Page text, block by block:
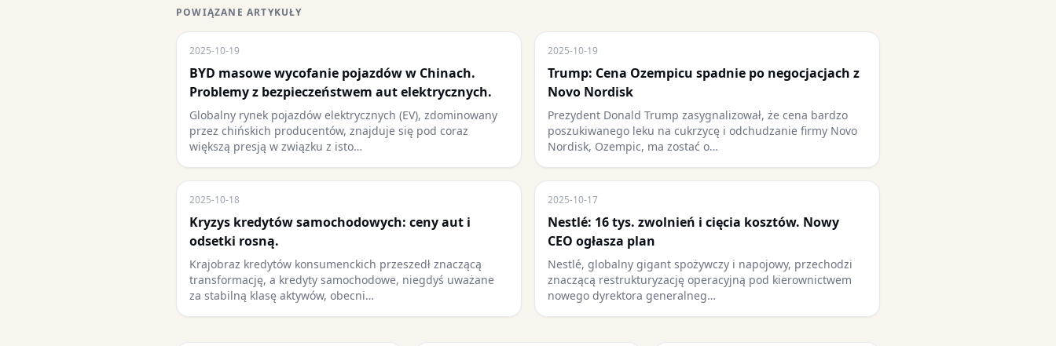
POWIĄZANE ARTYKUŁY
2025-10-19
BYD masowe wycofanie pojazdów w Chinach.
Problemy z bezpieczeństwem aut elektrycznych.
Globalny rynek pojazdów elektrycznych (EV), zdominowany
przez chińskich producentów, znajduje się pod coraz
większą presją w związku z isto…
2025-10-19
Trump: Cena Ozempicu spadnie po negocjacjach z
Novo Nordisk
Prezydent Donald Trump zasygnalizował, że cena bardzo
poszukiwanego leku na cukrzycę i odchudzanie firmy Novo
Nordisk, Ozempic, ma zostać o…
2025-10-18
Kryzys kredytów samochodowych: ceny aut i
odsetki rosną.
Krajobraz kredytów konsumenckich przeszedł znaczącą
transformację, a kredyty samochodowe, niegdyś uważane
za stabilną klasę aktywów, obecni…
2025-10-17
Nestlé: 16 tys. zwolnień i cięcia kosztów. Nowy
CEO ogłasza plan
Nestlé, globalny gigant spożywczy i napojowy, przechodzi
znaczącą restrukturyzację operacyjną pod kierownictwem
nowego dyrektora generalneg…